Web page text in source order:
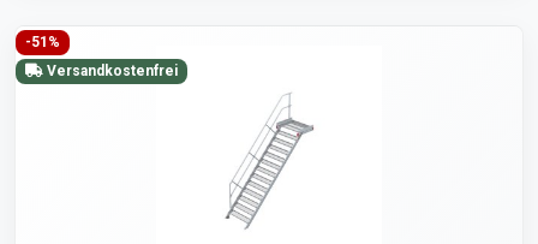
-51%
Versandkostenfrei